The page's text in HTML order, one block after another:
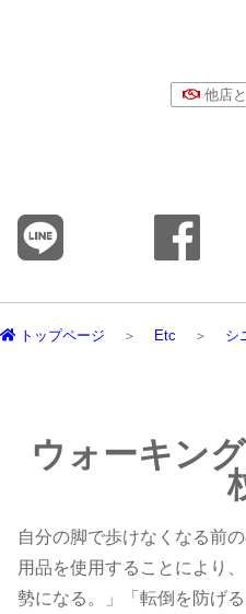
他店
トップページ Etc シ
ウォーキン
自分の脚で歩けなくなる前
用品を使用することにより
勢になる。」「転倒を防げ